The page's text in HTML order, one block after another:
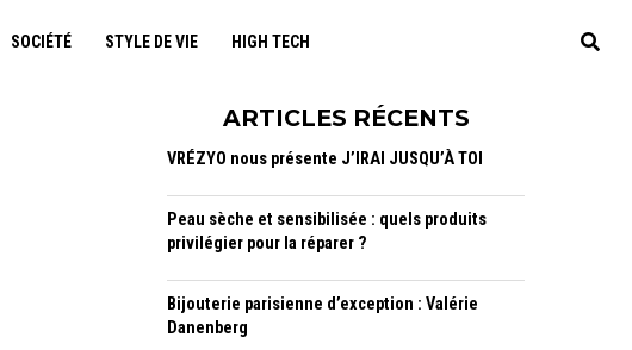
SOCIÉTÉ STYLE DE VIE HIGH TECH
ARTICLES RÉCENTS
VRÉZYO nous présente J’IRAI JUSQU’À TOI
Peau sèche et sensibilisée : quels produits
privilégier pour la réparer ?
Bijouterie parisienne d’exception : Valérie
Danenberg